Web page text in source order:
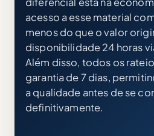
acesso a esse material
menos do que o valor
disponibilidade 24 horas
Além disso, todos os
garantia de 7 dias,
a qualidade antes de se
definitivamente.